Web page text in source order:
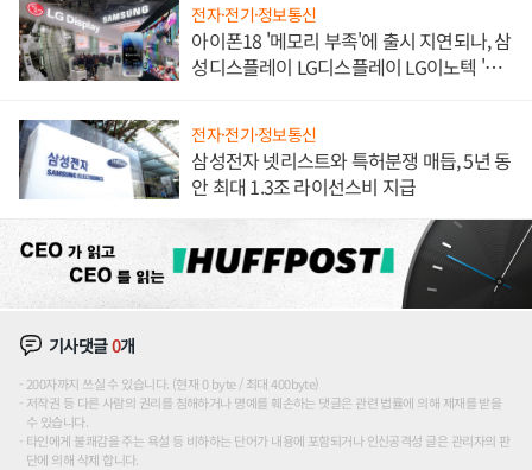
전자·전기·정보통신
아이폰18 '메모리 부족'에 출시 지연되나, 삼
성디스플레이 LG디스플레이 LG이노텍 '탈
전자·전기·정보통신
삼성전자 넷리스트와 특허분쟁 매듭, 5년 동
안 최대 1.3조 라이선스비 지급
기사댓글0개
200자까지 쓰실 수 있습니다. (현재 0 byte / 최대 400byte)
저작권 등 다른 사람의 권리를 침해하거나 명예를 훼손하는 댓글은 관련 법률에 의해 제재를 받을
수 있습니다.
타인에게 불쾌감을 주는 욕설 등 비하하는 단어가 내용에 포함되거나 인신공격성 글은 관리자의 판
단에 의해 삭제 합니다.